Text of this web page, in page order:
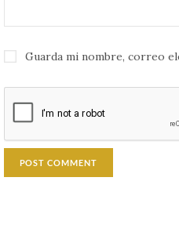
Guarda mi nombre, correo